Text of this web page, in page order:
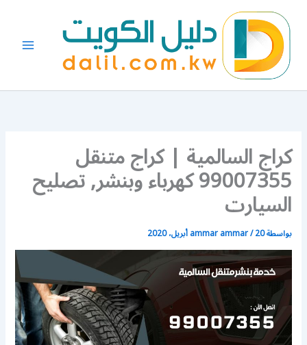
المحتوى
كراج السالمية | كراج متنقل
99007355 كهرباء وبنشر, تصليح
السيارت
بواسطة ammar ammar/20 أبريل، 2020